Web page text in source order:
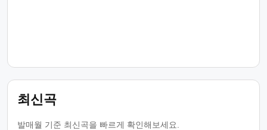
최신곡
발매월 기준 최신곡을 빠르게 확인해보세요.